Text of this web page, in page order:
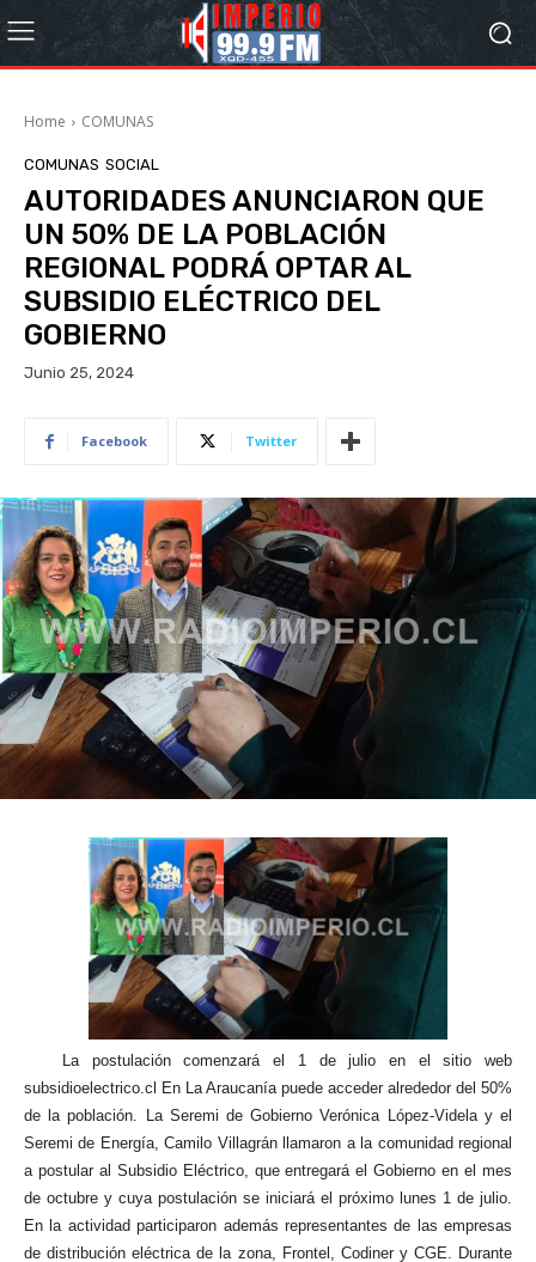
Home COMUNAS
COMUNAS SOCIAL
AUTORIDADES ANUNCIARON QUE
UN 50% DE LA POBLACIÓN
REGIONAL PODRÁ OPTAR AL
SUBSIDIO ELÉCTRICO DEL
GOBIERNO
Junio 25, 2024
Facebook Twitter
La postulación comenzará el 1 de julio en el sitio web
subsidioelectrico.cl En La Araucanía puede acceder alrededor del 50%
de la población. La Seremi de Gobierno Verónica López-Videla y el
Seremi de Energía, Camilo Villagrán llamaron a la comunidad regional
a postular al Subsidio Eléctrico, que entregará el Gobierno en el mes
de octubre y cuya postulación se iniciará el próximo lunes 1 de julio.
En la actividad participaron además representantes de las empresas
de distribución eléctrica de la zona, Frontel, Codiner y CGE. Durante